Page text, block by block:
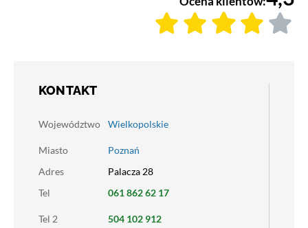
KONTAKT
Województwo Wielkopolskie
Miasto
Poznań
Adres
Palacza 28
Tel
061 862 62 17
Tel 2 504 102 912